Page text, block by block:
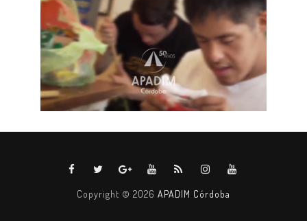
Copyright © 2026 APADIM Córdoba